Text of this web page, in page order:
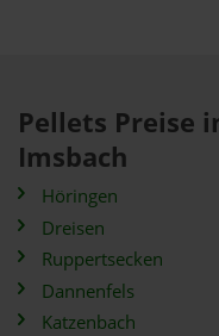
Pellets Preise
Imsbach
Höringen
Dreisen
Ruppertsecken
Dannenfels
Katzenbach